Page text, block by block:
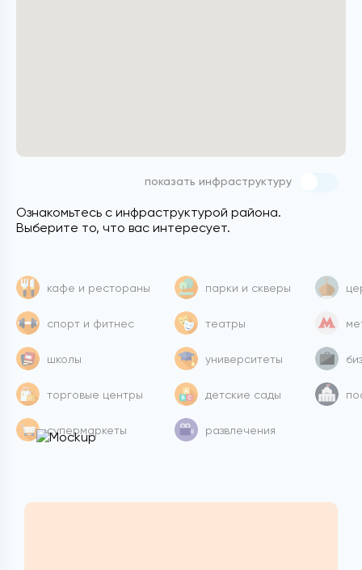
Ознакомьтесь с инфраструктурой района.
Выберите то, что вас интересует.
кафе и рестораны
спорт и фитнес
школы
торговые центры
супермаркеты
парки и скверы
театры
университеты
детские сады
развлечения
показать инфраструктуру